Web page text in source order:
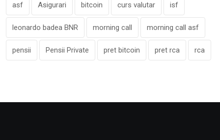
asf Asigurari bitcoin curs valutar isf
leonardo badea BNR morning call morning call asf
pensii Pensii Private pret bitcoin pret rca rca